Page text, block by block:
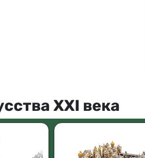
XXI века